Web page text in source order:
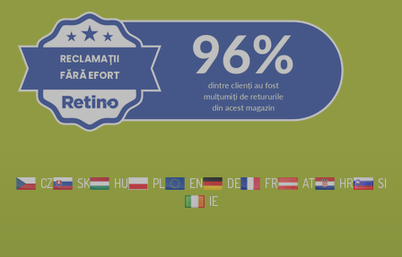
CZ SK HU PL EN DE FR AT HR
SI
IE